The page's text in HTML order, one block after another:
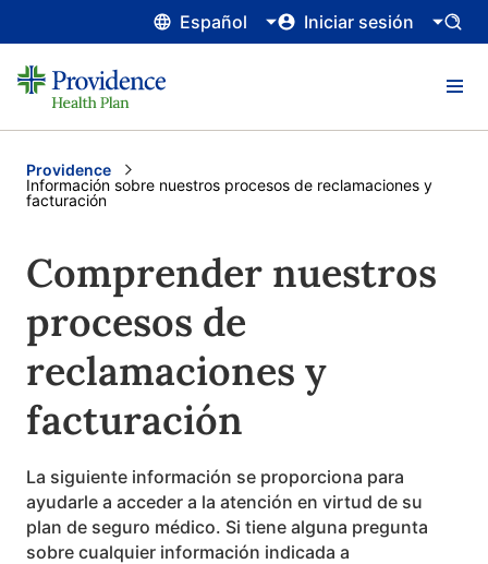
Español Iniciar sesión
Providence
Current:
Información sobre nuestros procesos de reclamaciones y
facturación
Comprender nuestros
procesos de
reclamaciones y
facturación
La siguiente información se proporciona para
ayudarle a acceder a la atención en virtud de su
plan de seguro médico. Si tiene alguna pregunta
sobre cualquier información indicada a